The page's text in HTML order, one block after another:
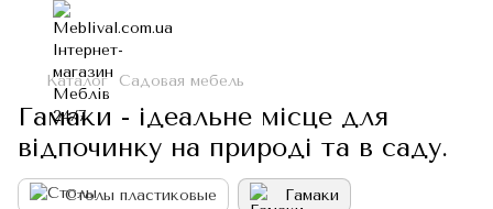
Каталог Садовая мебель
Гамаки - ідеальне місце для
відпочинку на природі та в саду.
Столы пластиковые Гамаки